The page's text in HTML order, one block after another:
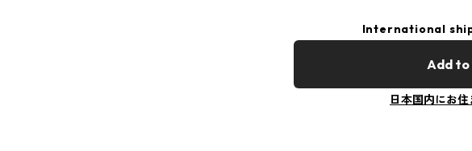
International
Add
日本国内にお